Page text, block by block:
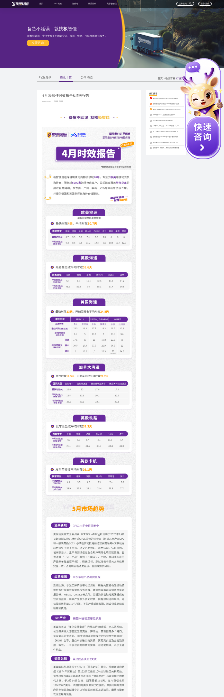
首页 FBA头程 海外仓 物流百科 关于极智佳 运单查询 登录/注册
备货不延误，就找极智佳！
极智佳速运，专注于欧美的国际空运、海运、铁路、卡航及海外仓服务。
立即咨询
行业资讯 物流干货 公司动态 首页 > 物流百科 行业资讯
4月|极智佳时效报告&清关报告
2026-05-13 市场部 市场部
热门推荐
1 极智佳速运2026年端午仓库放假安排
2
从5H到F865，美国查验还在加码
4月|极智佳时效报告&清关报告
🦌 10周年，极智佳“极小鹿”向你say hi！
极智佳速运2026年五一仓库放假安排
双重暴击！5月关税生效+全美5H严查
极智佳Q1 优秀员工表彰｜向深耕者致敬